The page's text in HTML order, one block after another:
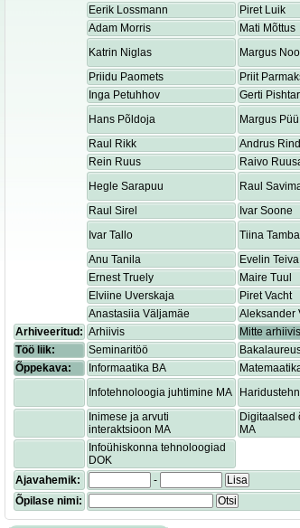
Eerik Lossmann
Piret Luik
Adam Morris
Mati Mõttus
Katrin Niglas
Margus
Priidu Paomets
Priit
Inga Petuhhov
Gerti
Hans Põldoja
Margus Püü
Raul Rikk
Andrus
Rein Ruus
Raivo
Hegle Sarapuu
Raul
Raul Sirel
Ivar Soone
Ivar Tallo
Tiina
Anu Tanila
Evelin Teiva
Ernest Truely
Maire Tuul
Elviine Uverskaja
Piret Vacht
Anastasiia Väljamäe
Aleksander
Arhiveeritud: Arhiivis
Mitte arhiivis
Töö liik:
Seminaritöö
Õppekava:
Informaatika BA
Infotehnoloogia juhtimine MA
Inimese ja arvuti
interaktsioon MA
Digitaalsed
MA
Infoühiskonna tehnoloogiad
DOK
Ajavahemik:
-
Lisa
Õpilase nimi:
Otsi